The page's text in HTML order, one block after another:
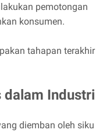
pemotongan
konsumen.
tahapan terakhir
dalam Industri
diemban oleh siku